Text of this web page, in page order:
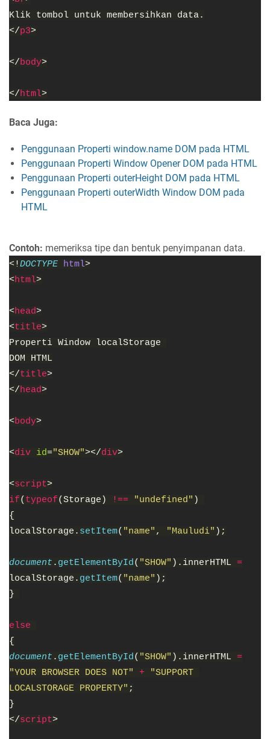
Klik tombol untuk membersihkan data.
</p3>
</body>
</html>
Baca Juga:
Penggunaan Properti window.name DOM pada HTML
Penggunaan Properti Window Opener DOM pada HTML
Penggunaan Properti outerHeight DOM pada HTML
Penggunaan Properti outerWidth Window DOM pada
HTML
Contoh: memeriksa tipe dan bentuk penyimpanan data.
<!DOCTYPE html>
<html>
<head>
<title>
Properti Window localStorage
DOM HTML
</title>
</head>
<body>
<div id="SHOW"></div>
<script>
if(typeof(Storage) !== "undefined" )
{
localStorage. setItem( "name" , "Mauludi" );
document . getElementById ( "SHOW" ).innerHTML =
localStorage. getItem( "name" );
}
else
{
document . getElementById ( "SHOW" ).innerHTML =
"YOUR BROWSER DOES NOT" +
"SUPPORT
LOCALSTORAGE PROPERTY" ;
}
</script>